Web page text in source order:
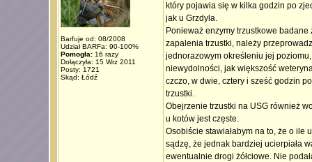
Barfuje od: 08/2008
Udział BARFa: 90-100%
Pomogła:16 razy
Dołączyła: 15 Wrz 2011
Posty: 1721
Skąd: Łódź
który pojawia się w kilka godzin po
jak u Grzdyla.
Ponieważ enzymy trzustkowe
zapalenia trzustki, należy
jednorazowym określeniu jej
niewydolności, jak większość
czczo, w dwie, cztery i sześć godzin
trzustki.
Obejrzenie trzustki na USG również
u kotów jest częste.
Osobiście stawiałabym na to, że o ile
sądzę, że jednak bardziej ucierpiała
ewentualnie drogi żółciowe. Nie